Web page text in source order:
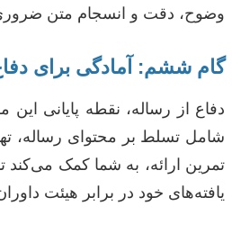
وضوح، دقت و انسجام متن
گام ششم: آمادگی برای
دفاع از رساله، نقطه پایانی
شامل تسلط بر محتوای رساله،
تمرین ارائه، به شما کمک می‌کند تا
یافته‌های خود در برابر هیئت